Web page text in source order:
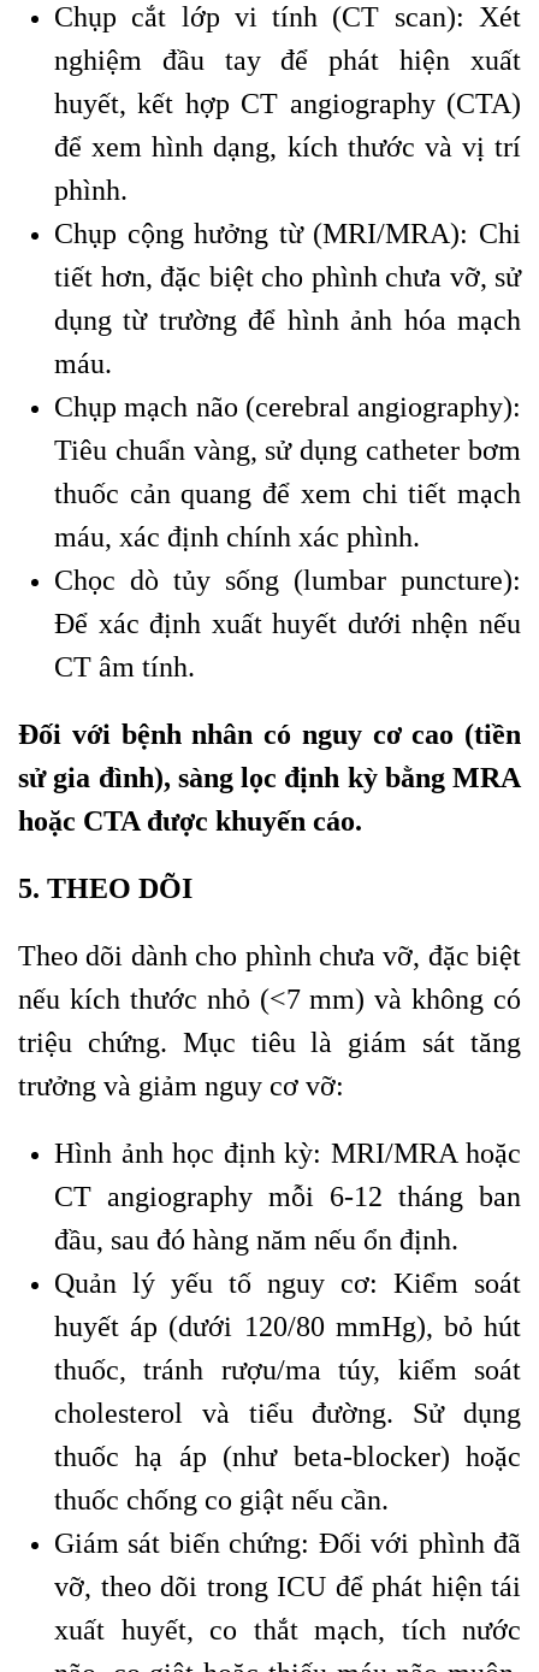
Chụp cắt lớp vi tính (CT scan): Xét
nghiệm đầu tay để phát hiện xuất
huyết, kết hợp CT angiography (CTA)
để xem hình dạng, kích thước và vị trí
phình.
Chụp cộng hưởng từ (MRI/MRA): Chi
tiết hơn, đặc biệt cho phình chưa vỡ, sử
dụng từ trường để hình ảnh hóa mạch
máu.
Chụp mạch não (cerebral angiography):
Tiêu chuẩn vàng, sử dụng catheter bơm
thuốc cản quang để xem chi tiết mạch
máu, xác định chính xác phình.
Chọc dò tủy sống (lumbar puncture):
Để xác định xuất huyết dưới nhện nếu
CT âm tính.
Đối với bệnh nhân có nguy cơ cao (tiền
sử gia đình), sàng lọc định kỳ bằng MRA
hoặc CTA được khuyến cáo.
5. THEO DÕI
Theo dõi dành cho phình chưa vỡ, đặc biệt
nếu kích thước nhỏ (<7 mm) và không có
triệu chứng. Mục tiêu là giám sát tăng
trưởng và giảm nguy cơ vỡ:
Hình ảnh học định kỳ: MRI/MRA hoặc
CT angiography mỗi 6-12 tháng ban
đầu, sau đó hàng năm nếu ổn định.
Quản lý yếu tố nguy cơ: Kiểm soát
huyết áp (dưới 120/80 mmHg), bỏ hút
thuốc, tránh rượu/ma túy, kiểm soát
cholesterol và tiểu đường. Sử dụng
thuốc hạ áp (như beta-blocker) hoặc
thuốc chống co giật nếu cần.
Giám sát biến chứng: Đối với phình đã
vỡ, theo dõi trong ICU để phát hiện tái
xuất huyết, co thắt mạch, tích nước